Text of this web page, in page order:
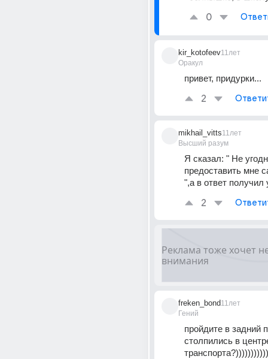
0
kir_kotofeev
Оракул
11лет
привет, придурки...
2
mikhail_vitts
Высший разум
11лет
Я сказал: " Не
предоставить мне
",а в ответ
2
freken_bond
Гений
11лет
пройдите в задний
столпились в